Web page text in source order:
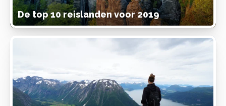
De top 10 reislanden voor 2019